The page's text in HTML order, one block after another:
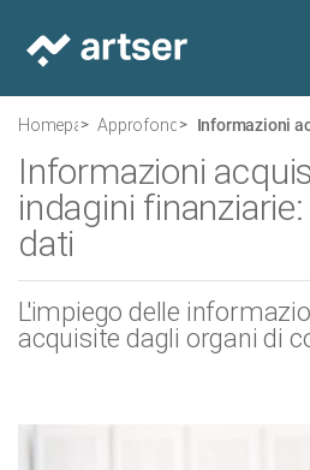
HomepageApprofondimenti
Informazioni
indagini
dati
L'impiego delle
acquisite dagli organi di